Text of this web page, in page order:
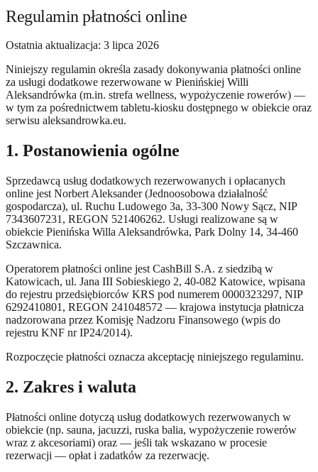
Regulamin płatności online
Ostatnia aktualizacja: 3 lipca 2026
Niniejszy regulamin określa zasady dokonywania płatności online
za usługi dodatkowe rezerwowane w Pienińskiej Willi
Aleksandrówka (m.in. strefa wellness, wypożyczenie rowerów) —
w tym za pośrednictwem tabletu-kiosku dostępnego w obiekcie oraz
serwisu aleksandrowka.eu.
1. Postanowienia ogólne
Sprzedawcą usług dodatkowych rezerwowanych i opłacanych
online jest Norbert Aleksander (Jednoosobowa działalność
gospodarcza), ul. Ruchu Ludowego 3a, 33-300 Nowy Sącz, NIP
7343607231, REGON 521406262. Usługi realizowane są w
obiekcie Pienińska Willa Aleksandrówka, Park Dolny 14, 34-460
Szczawnica.
Operatorem płatności online jest CashBill S.A. z siedzibą w
Katowicach, ul. Jana III Sobieskiego 2, 40-082 Katowice, wpisana
do rejestru przedsiębiorców KRS pod numerem 0000323297, NIP
6292410801, REGON 241048572 — krajowa instytucja płatnicza
nadzorowana przez Komisję Nadzoru Finansowego (wpis do
rejestru KNF nr IP24/2014).
Rozpoczęcie płatności oznacza akceptację niniejszego regulaminu.
2. Zakres i waluta
Płatności online dotyczą usług dodatkowych rezerwowanych w
obiekcie (np. sauna, jacuzzi, ruska balia, wypożyczenie rowerów
wraz z akcesoriami) oraz — jeśli tak wskazano w procesie
rezerwacji — opłat i zadatków za rezerwację.